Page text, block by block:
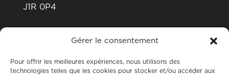
Gérer le consentement
Pour offrir les meilleures expériences, nous utilisons des
technologies telles que les cookies pour stocker et/ou accéder aux
J1R 0P4
819 820-0487